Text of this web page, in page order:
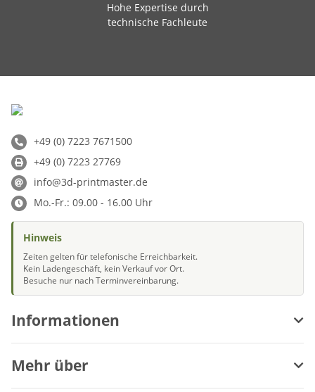
Hohe Expertise durch
technische Fachleute
+49 (0) 7223 7671500
+49 (0) 7223 27769
info@3d-printmaster.de
Mo.-Fr.: 09.00 - 16.00 Uhr
Hinweis
Zeiten gelten für telefonische Erreichbarkeit.
Kein Ladengeschäft, kein Verkauf vor Ort.
Besuche nur nach Terminvereinbarung.
Informationen
Mehr über